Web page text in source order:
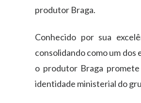
produtor Braga.
Conhecido por sua
consolidando como um dos
o produtor Braga
identidade ministerial do